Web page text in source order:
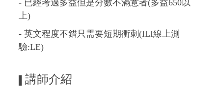
- 已經考過多益但是分數不滿意者(多益650以
上)
- 英文程度不錯只需要短期衝刺(ILI線上測
驗:LE)
講師介紹